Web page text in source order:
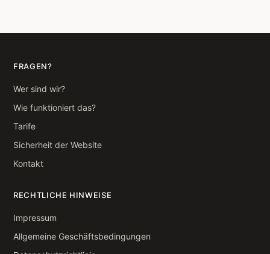
FRAGEN?
Wer sind wir?
Wie funktioniert das?
Tarife
Sicherheit der Website
Kontakt
RECHTLICHE HINWEISE
Impressum
Allgemeine Geschäftsbedingungen